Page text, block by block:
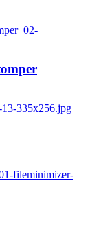
13-335x256.jpg
fileminimizer-